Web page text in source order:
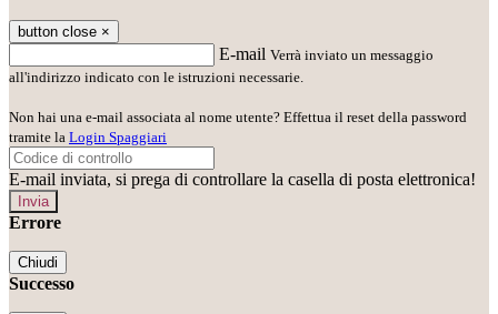
button close ×
E-mail Verrà inviato un messaggio
all'indirizzo indicato con le istruzioni necessarie.
Non hai una e-mail associata al nome utente? Effettua il reset della password
tramite la Login Spaggiari
E-mail inviata, si prega di controllare la casella di posta elettronica!
Errore
Chiudi
Successo